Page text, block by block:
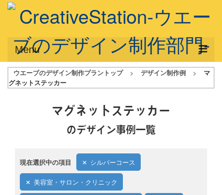
Menu
サービス概要
デザインアシスト
フルデザイン
データ修正
写真からイラスト作成
ウエーブのデザイン制作プラントップ > デザイン制作例 >
マ
グネットステッカー
マグネットステッカー
のデザイン事例一覧
現在選択中の項目 シルバーコース
美容室・サロン・クリニック